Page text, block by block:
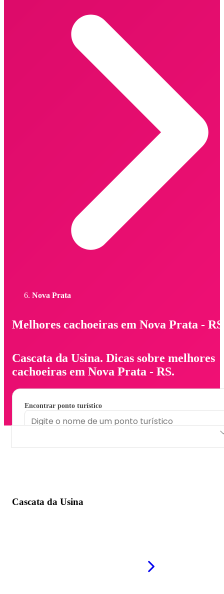
Nova Prata
Melhores cachoeiras em Nova Prata - RS
Cascata da Usina. Dicas sobre melhores
cachoeiras em Nova Prata - RS.
Encontrar ponto turístico
Cascata da Usina